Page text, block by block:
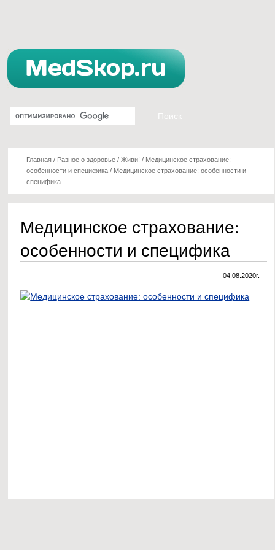
Главная / Разное о здоровье /Живи! / Медицинское страхование:
особенности и специфика / Медицинское страхование: особенности и
специфика
Медицинское страхование:
особенности и специфика
04.08.2020г.